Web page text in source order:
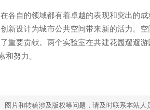
各自的领域都有着卓越的表现和突出的
新设计为城市公共空间带来新的活力。
重要贡献。两个实验室在共建花园遛遛游
努力。
片和转稿涉及版权等问题，请及时联系本站人